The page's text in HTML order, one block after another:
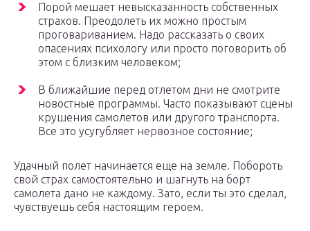
Порой мешает невысказанность собственных
страхов. Преодолеть их можно простым
проговариванием. Надо рассказать о своих
опасениях психологу или просто поговорить об
этом с близким человеком;
В ближайшие перед отлетом дни не смотрите
новостные программы. Часто показывают сцены
крушения самолетов или другого транспорта.
Все это усугубляет нервозное состояние;
Удачный полет начинается еще на земле. Побороть
свой страх самостоятельно и шагнуть на борт
самолета дано не каждому. Зато, если ты это сделал,
чувствуешь себя настоящим героем.